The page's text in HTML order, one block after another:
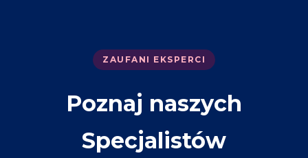
ZAUFANI EKSPERCI
Poznaj naszych
Specjalistów